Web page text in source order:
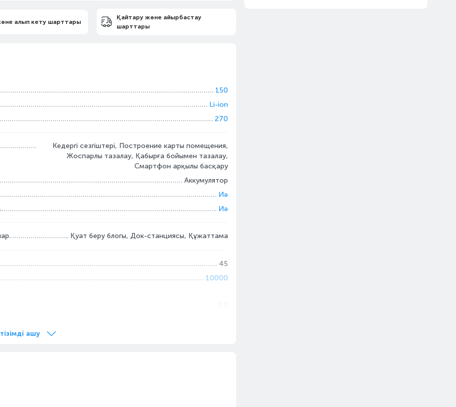
алып кету шарттары
Қайтару және айырбастау
шарттары
150
Li-ion
270
Кедергі сезгіштері, Построение карты помещения,
Жоспарлы тазалау, Қабырға бойымен тазалау,
Смартфон арқылы басқару
Аккумулятор
Иә
Иә
Қуат беру блогы, Док-станциясы, Құжаттама
45
10000
ашу